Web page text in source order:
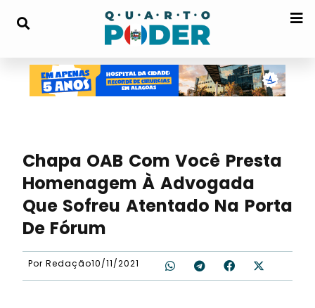
Chapa OAB Com Você Presta
Homenagem À Advogada
Que Sofreu Atentado Na Porta
De Fórum
Por Redação10/11/2021